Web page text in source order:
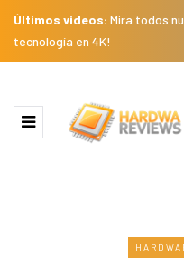
Últimos videos: Mira todos
tecnología en 4K!